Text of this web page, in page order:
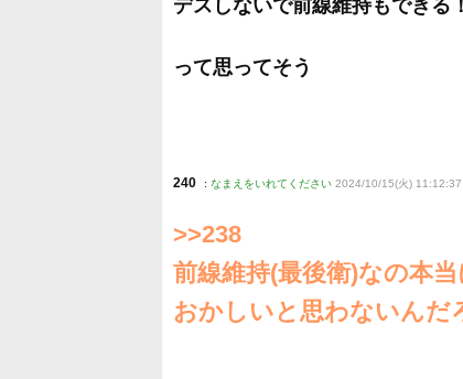
デスしないで前線維持もできる
って思ってそう
240 : なまえをいれてください 2024/10/15(火)
>>238
前線維持(最後衛)なの本
おかしいと思わないんだ